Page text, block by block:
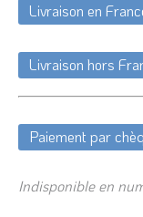
Livraison en
Livraison hors
Paiement par
Indisponible en